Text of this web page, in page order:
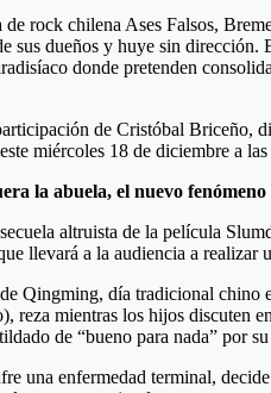
rock chilena Ases Falsos,
sus dueños y huye sin
donde pretenden
de Cristóbal Briceño,
miércoles 18 de diciembre a
la abuela, el nuevo fenómeno
altruista de la película
llevará a la audiencia a
Qingming, día tradicional chino
reza mientras los hijos discuten
de “bueno para nada” por
una enfermedad terminal,